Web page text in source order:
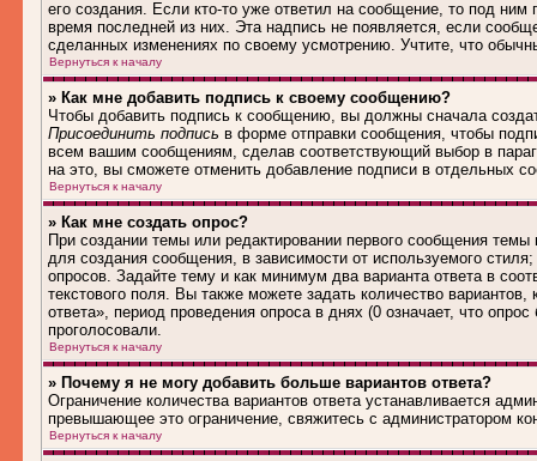
его создания. Если кто-то уже ответил на сообщение, то под
время последней из них. Эта надпись не появляется, если
сделанных изменениях по своему усмотрению. Учтите, что
Вернуться к началу
» Как мне добавить подпись к своему сообщению?
Чтобы добавить подпись к сообщению, вы должны сначала
Присоединить подпись в форме отправки сообщения, чтобы
всем вашим сообщениям, сделав соответствующий выбор в
на это, вы сможете отменить добавление подписи в отдельных
Вернуться к началу
» Как мне создать опрос?
При создании темы или редактировании первого сообщения
для создания сообщения, в зависимости от используемого
опросов. Задайте тему и как минимум два варианта ответа в
текстового поля. Вы также можете задать количество
ответа», период проведения опроса в днях (0 означает, что
проголосовали.
Вернуться к началу
» Почему я не могу добавить больше вариантов ответа?
Ограничение количества вариантов ответа устанавливается
превышающее это ограничение, свяжитесь с администратором
Вернуться к началу